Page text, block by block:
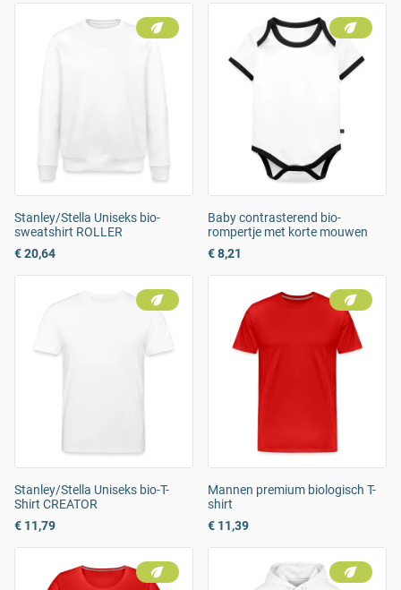
Stanley/Stella Uniseks bio-
sweatshirt ROLLER
€ 20,64
Baby contrasterend bio-
rompertje met korte mouwen
€ 8,21
Stanley/Stella Uniseks bio-T-
Shirt CREATOR
€ 11,79
Mannen premium biologisch T-
shirt
€ 11,39